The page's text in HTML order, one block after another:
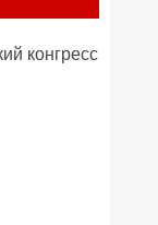
конгресс